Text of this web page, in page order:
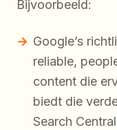
Bijvoorbeeld:
Google’s
reliable,
content die
biedt die
Search